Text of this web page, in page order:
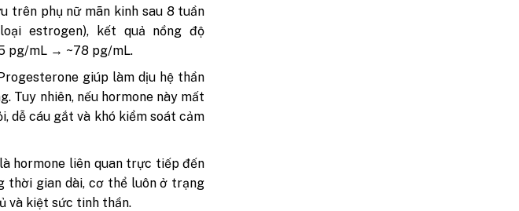
trên phụ nữ mãn kinh sau 8 tuần
estrogen), kết quả nồng độ
pg/mL → ~78 pg/mL.
giúp làm dịu hệ thần
Tuy nhiên, nếu hormone này mất
dễ cáu gắt và khó kiểm soát cảm
hormone liên quan trực tiếp đến
thời gian dài, cơ thể luôn ở trạng
và kiệt sức tinh thần.